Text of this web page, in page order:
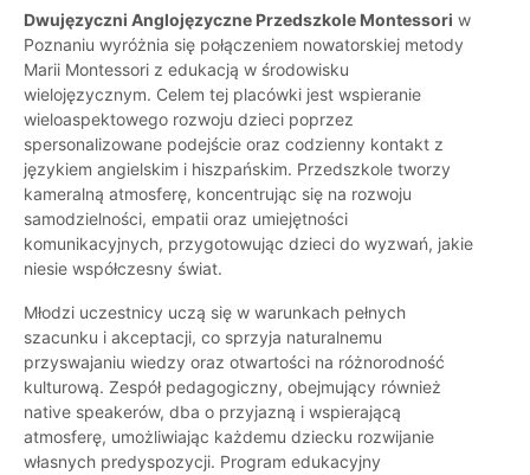
Dwujęzyczni Anglojęzyczne Przedszkole Montessori w
Poznaniu wyróżnia się połączeniem nowatorskiej metody
Marii Montessori z edukacją w środowisku
wielojęzycznym. Celem tej placówki jest wspieranie
wieloaspektowego rozwoju dzieci poprzez
spersonalizowane podejście oraz codzienny kontakt z
językiem angielskim i hiszpańskim. Przedszkole tworzy
kameralną atmosferę, koncentrując się na rozwoju
samodzielności, empatii oraz umiejętności
komunikacyjnych, przygotowując dzieci do wyzwań, jakie
niesie współczesny świat.
Młodzi uczestnicy uczą się w warunkach pełnych
szacunku i akceptacji, co sprzyja naturalnemu
przyswajaniu wiedzy oraz otwartości na różnorodność
kulturową. Zespół pedagogiczny, obejmujący również
native speakerów, dba o przyjazną i wspierającą
atmosferę, umożliwiając każdemu dziecku rozwijanie
własnych predyspozycji. Program edukacyjny